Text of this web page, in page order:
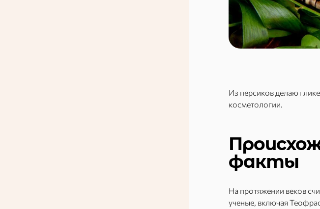
Из персиков делают
косметологии.
факты
На протяжении веков
ученые, включая